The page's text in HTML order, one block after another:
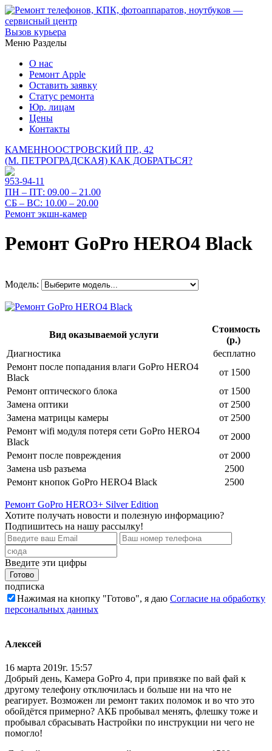
Вызов курьера
Меню Разделы
О нас
Ремонт Apple
Оставить заявку
Статус ремонта
Юр. лицам
Цены
Контакты
КАМЕННООСТРОВСКИЙ ПР., 42
(М. ПЕТРОГРАДСКАЯ) КАК ДОБРАТЬСЯ?
953-94-11
ПН – ПТ: 09.00 – 21.00
СБ – ВС: 10.00 – 20.00
Ремонт экшн-камер
Ремонт GoPro HERO4 Black
Модель:
Вид оказываемой услуги
Стоимость
(р.)
Диагностика
бесплатно
Ремонт после попадания влаги GoPro HERO4
Black
от 1500
Ремонт оптического блока
от 1500
Замена оптики
от 2500
Замена матрицы камеры
от 2500
Ремонт wifi модуля потеря сети GoPro HERO4
Black
от 2000
Ремонт после повреждения
от 2000
Замена usb разъема
2500
Ремонт кнопок GoPro HERO4 Black
2500
Ремонт GoPro HERO3+ Silver Edition
Хотите получать новости и полезную информацию?
Подпишитесь на нашу рассылку!
Введите эти цифры
подписка
Нажимая на кнопку "Готово", я даю Согласие на обработку
персональных данных
Алексей
16 марта 2019г. 15:57
Добрый день, Камера GoPro 4, при привязке по вай фай к
другому телефону отключилась и больше ни на что не
реагирует. Возможен ли ремонт таких поломок и во что это
обойдётся примерно? АКБ пробывал менять, флешку тоже и
пробывал сбрасывать Настройки по инструкции ни чего не
помогло!